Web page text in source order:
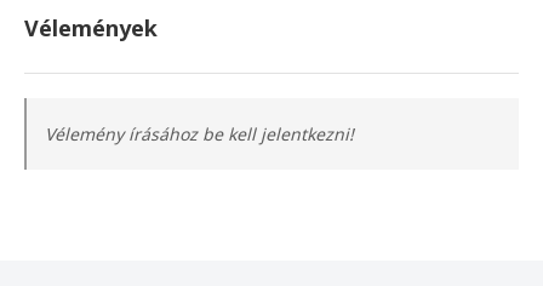
Vélemények
Vélemény írásához be kell jelentkezni!